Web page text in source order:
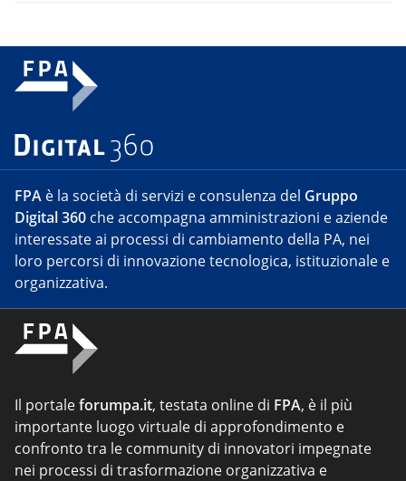
FPA è la società di servizi e consulenza del Gruppo
Digital 360 che accompagna amministrazioni e aziende
interessate ai processi di cambiamento della PA, nei
loro percorsi di innovazione tecnologica, istituzionale e
organizzativa.
Il portaleforumpa.it, testata online di FPA, è il più
importante luogo virtuale di approfondimento e
confronto tra le community di innovatori impegnate
nei processi di trasformazione organizzativa e